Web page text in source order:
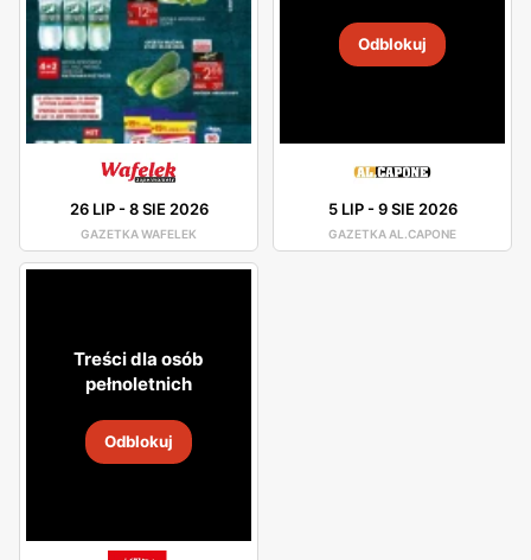
26 LIP-8 SIE 2026
GAZETKA WAFELEK
Odblokuj
5 LIP-9 SIE 2026
GAZETKA AL.CAPONE
Treści dla osób
pełnoletnich
Odblokuj